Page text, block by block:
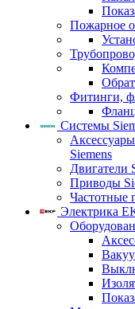
Пожарное
Фитинги,
Системы
Siemens
Двигатели
Приводы
Частотные
Электрика